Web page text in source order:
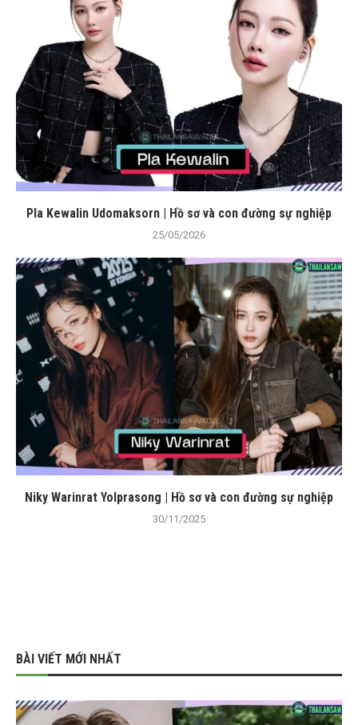
Pla Kewalin Udomaksorn | Hồ sơ và con đường sự nghiệp
25/05/2026
Niky Warinrat Yolprasong | Hồ sơ và con đường sự nghiệp
30/11/2025
BÀI VIẾT MỚI NHẤT